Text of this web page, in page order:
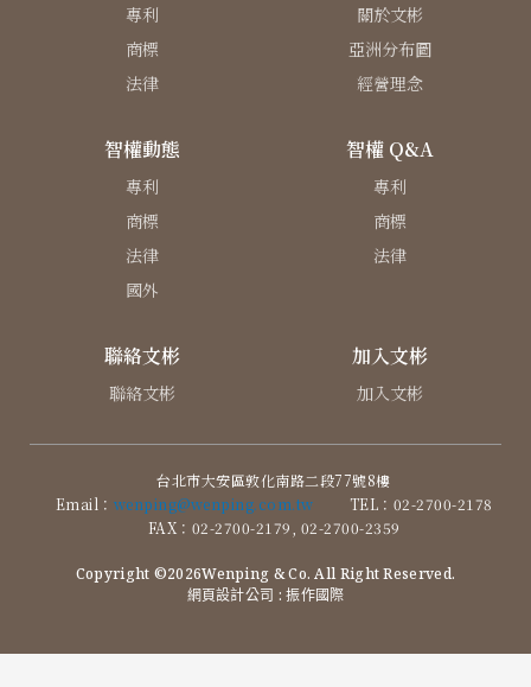
專利
商標
法律
關於文彬
亞洲分布圖
經營理念
智權動態
專利
商標
法律
國外
智權 Q&A
專利
商標
法律
聯絡文彬
聯絡文彬
加入文彬
加入文彬
台北市大安區敦化南路二段77號8樓
Email： wenping@wenping.com.tw
TEL：02-2700-2178
FAX：02-2700-2179, 02-2700-2359
Copyright ©2026Wenping & Co. All Right Reserved.
網頁設計公司 : 振作國際